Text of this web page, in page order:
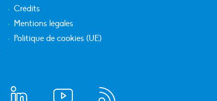
Crédits
Mentions légales
Politique de cookies (UE)